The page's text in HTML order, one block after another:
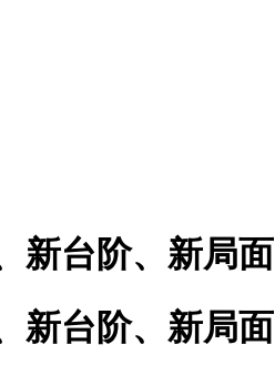
新台阶、新局面
新台阶、新局面